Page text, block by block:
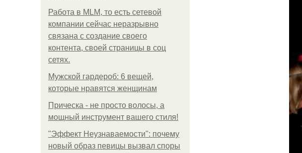
Работа в MLM, то есть сетевой
компании сейчас неразрывно
связана с создание своего
контента, своей страницы в соц
сетях.
Мужской гардероб: 6 вещей,
которые нравятся женщинам
Прическа - не просто волосы, а
мощный инструмент вашего стиля!
"Эффект Неузнаваемости": почему
новый образ певицы вызвал споры